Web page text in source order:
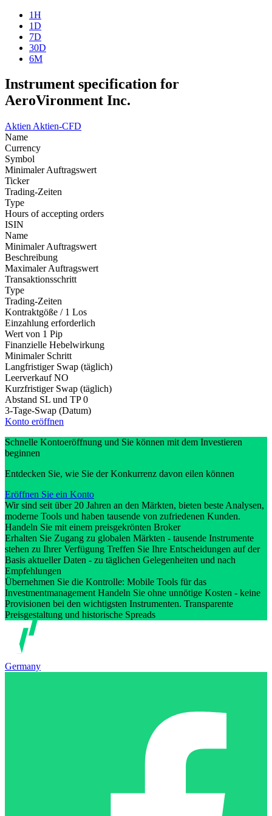
1H
1D
7D
30D
6M
Instrument specification for
AeroVironment Inc.
Aktien Aktien-CFD
Name
Currency
Symbol
Minimaler Auftragswert
Ticker
Trading-Zeiten
Type
Hours of accepting orders
ISIN
Name
Minimaler Auftragswert
Beschreibung
Maximaler Auftragswert
Transaktionsschritt
Type
Trading-Zeiten
Kontraktgöße / 1 Los
Einzahlung erforderlich
Wert von 1 Pip
Finanzielle Hebelwirkung
Minimaler Schritt
Langfristiger Swap (täglich)
Leerverkauf NO
Kurzfristiger Swap (täglich)
Abstand SL und TP 0
3-Tage-Swap (Datum)
Konto eröffnen
Schnelle Kontoeröffnung und Sie können mit dem Investieren
beginnen
Entdecken Sie, wie Sie der Konkurrenz davon eilen können
Eröffnen Sie ein Konto
Wir sind seit über 20 Jahren an den Märkten, bieten beste Analysen,
moderne Tools und haben tausende von zufriedenen Kunden.
Handeln Sie mit einem preisgekrönten Broker
Erhalten Sie Zugang zu globalen Märkten - tausende Instrumente
stehen zu Ihrer Verfügung Treffen Sie Ihre Entscheidungen auf der
Basis aktueller Daten - zu täglichen Gelegenheiten und nach
Empfehlungen
Übernehmen Sie die Kontrolle: Mobile Tools für das
Investmentmanagement Handeln Sie ohne unnötige Kosten - keine
Provisionen bei den wichtigsten Instrumenten. Transparente
Preisgestaltung und historische Spreads
Germany